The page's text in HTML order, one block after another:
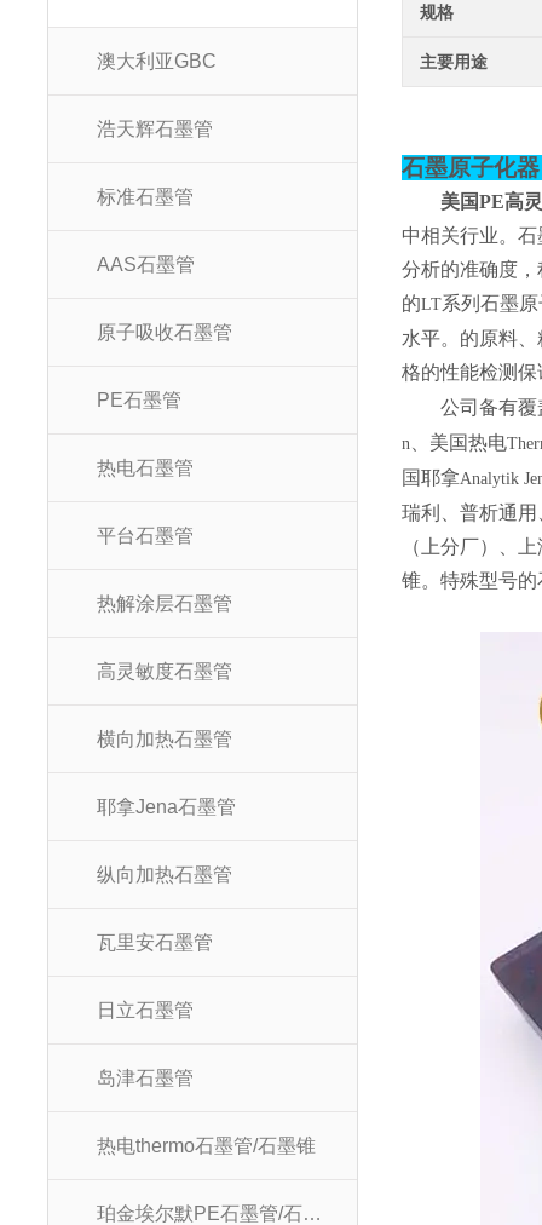
澳大利亚GBC
浩天辉石墨管
标准石墨管
AAS石墨管
原子吸收石墨管
PE石墨管
热电石墨管
平台石墨管
热解涂层石墨管
高灵敏度石墨管
横向加热石墨管
耶拿Jena石墨管
纵向加热石墨管
瓦里安石墨管
日立石墨管
岛津石墨管
热电thermo石墨管/石墨锥
珀金埃尔默PE石墨管/石墨锥
规格
主要用途
石墨原子化
美国PE高
中相关行业。
分析的准确度
的LT系列石墨
水平。的原料
格的性能检测
公司备有
n 、美国热电
国耶拿Analytik
瑞利、普析通
（上分厂）、
锥。特殊型号